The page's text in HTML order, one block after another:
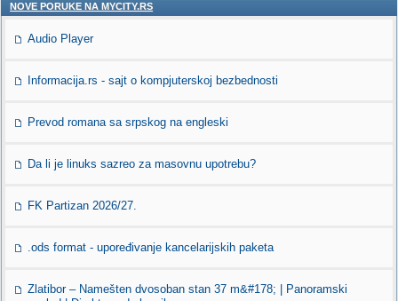
NOVE PORUKE NA MYCITY.RS
Audio Player
Informacija.rs - sajt o kompjuterskoj bezbednosti
Prevod romana sa srpskog na engleski
Da li je linuks sazreo za masovnu upotrebu?
FK Partizan 2026/27.
.ods format - upoređivanje kancelarijskih paketa
Zlatibor – Namešten dvosoban stan 37 m&#178; | Panoramski